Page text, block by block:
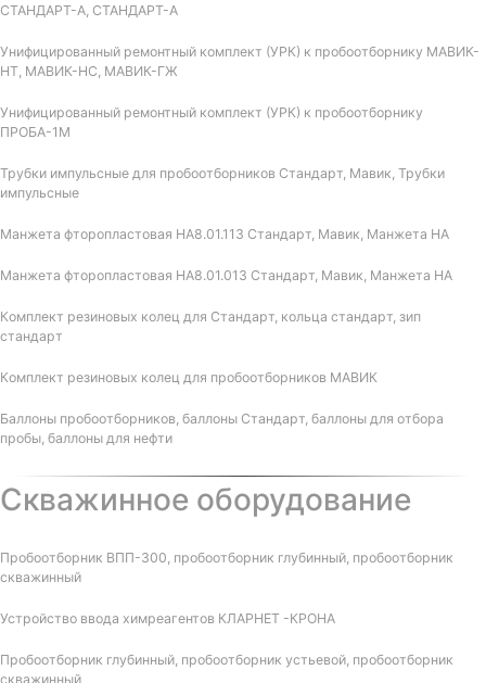
СТАНДАРТ-А, СТАНДАРТ-А
Унифицированный ремонтный комплект (УРК) к пробоотборнику МАВИК-
НТ, МАВИК-НС, МАВИК-ГЖ
Унифицированный ремонтный комплект (УРК) к пробоотборнику
ПРОБА-1М
Трубки импульсные для пробоотборников Стандарт, Мавик, Трубки
импульсные
Манжета фторопластовая НА8.01.113 Стандарт, Мавик, Манжета НА
Манжета фторопластовая НА8.01.013 Стандарт, Мавик, Манжета НА
Комплект резиновых колец для Стандарт, кольца стандарт, зип
стандарт
Комплект резиновых колец для пробоотборников МАВИК
Баллоны пробоотборников, баллоны Стандарт, баллоны для отбора
пробы, баллоны для нефти
Скважинное оборудование
Пробоотборник ВПП-300, пробоотборник глубинный, пробоотборник
скважинный
Устройство ввода химреагентов КЛАРНЕТ -КРОНА
Пробоотборник глубинный, пробоотборник устьевой, пробоотборник
скважинный